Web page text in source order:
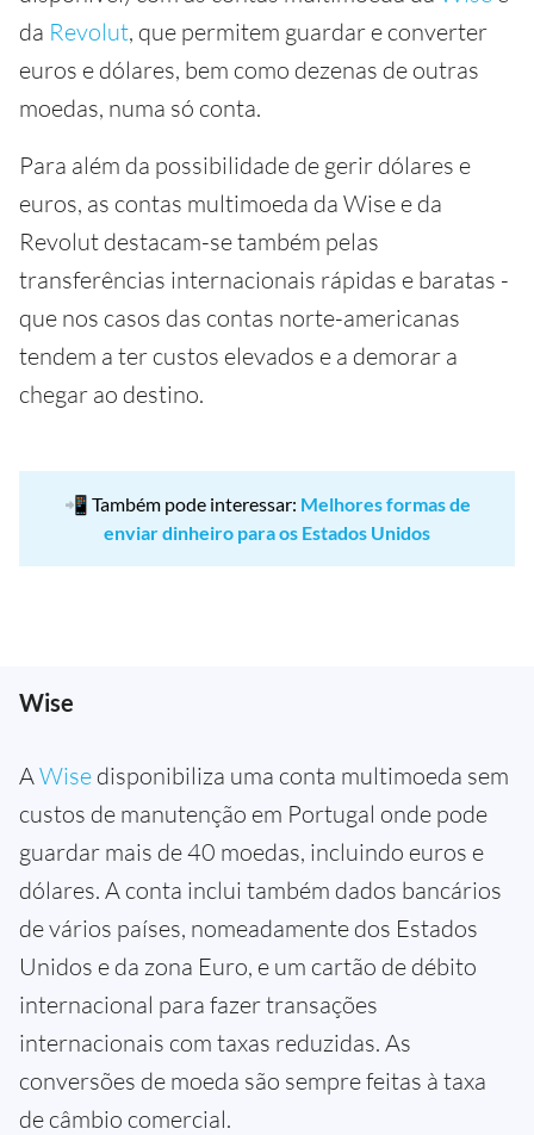
da Revolut, que permitem guardar e converter
euros e dólares, bem como dezenas de outras
moedas, numa só conta.
Para além da possibilidade de gerir dólares e
euros, as contas multimoeda da Wise e da
Revolut destacam-se também pelas
transferências internacionais rápidas e baratas -
que nos casos das contas norte-americanas
tendem a ter custos elevados e a demorar a
chegar ao destino.
📲 Também pode interessar: Melhores formas de
enviar dinheiro para os Estados Unidos
Wise
AWise disponibiliza uma conta multimoeda sem
custos de manutenção em Portugal onde pode
guardar mais de 40 moedas, incluindo euros e
dólares. A conta inclui também dados bancários
de vários países, nomeadamente dos Estados
Unidos e da zona Euro, e um cartão de débito
internacional para fazer transações
internacionais com taxas reduzidas. As
conversões de moeda são sempre feitas à taxa
de câmbio comercial.